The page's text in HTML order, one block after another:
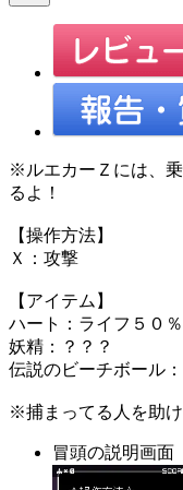
※ルエカーＺには、
るよ！
【操作方法】
Ｘ：攻撃
【アイテム】
ハート：ライフ５０
妖精：？？？
伝説のビーチボール
※捕まってる人を助
冒頭の説明画面